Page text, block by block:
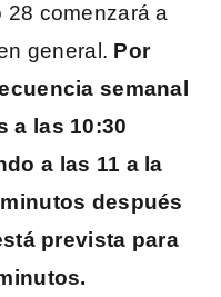
28 comenzará a
general. Por
semanal
a las 10:30
a las 11 a la
después
prevista para